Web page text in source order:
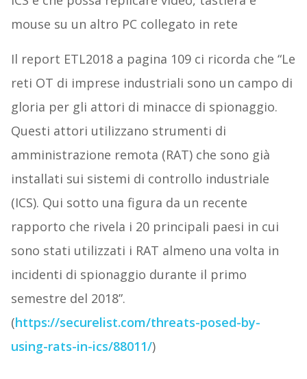
mouse su un altro PC collegato in rete
Il report ETL2018 a pagina 109 ci ricorda che “Le
reti OT di imprese industriali sono un campo di
gloria per gli attori di minacce di spionaggio.
Questi attori utilizzano strumenti di
amministrazione remota (RAT) che sono già
installati sui sistemi di controllo industriale
(ICS). Qui sotto una figura da un recente
rapporto che rivela i 20 principali paesi in cui
sono stati utilizzati i RAT almeno una volta in
incidenti di spionaggio durante il primo
semestre del 2018”.
(https://securelist.com/threats-posed-by-
using-rats-in-ics/88011/)